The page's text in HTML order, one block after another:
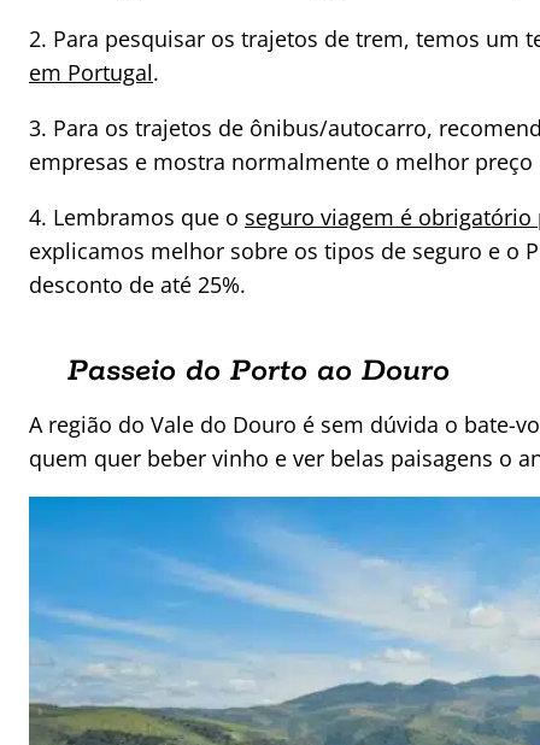
2. Para pesquisar os trajetos de trem, temos um
em Portugal.
3. Para os trajetos de ônibus/autocarro,
empresas e mostra normalmente o melhor preço
4. Lembramos que o seguro viagem é
explicamos melhor sobre os tipos de seguro e o
desconto de até 25%.
Passeio do Porto ao Douro
A região do Vale do Douro é sem dúvida o bate-
quem quer beber vinho e ver belas paisagens o